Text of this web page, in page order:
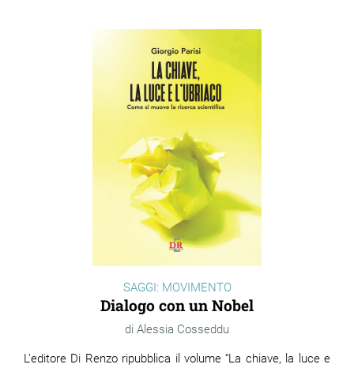
SAGGI: MOVIMENTO
Dialogo con un Nobel
Alessia Cosseddu
L'editore Di Renzo ripubblica il volume “La chiave, la luce e